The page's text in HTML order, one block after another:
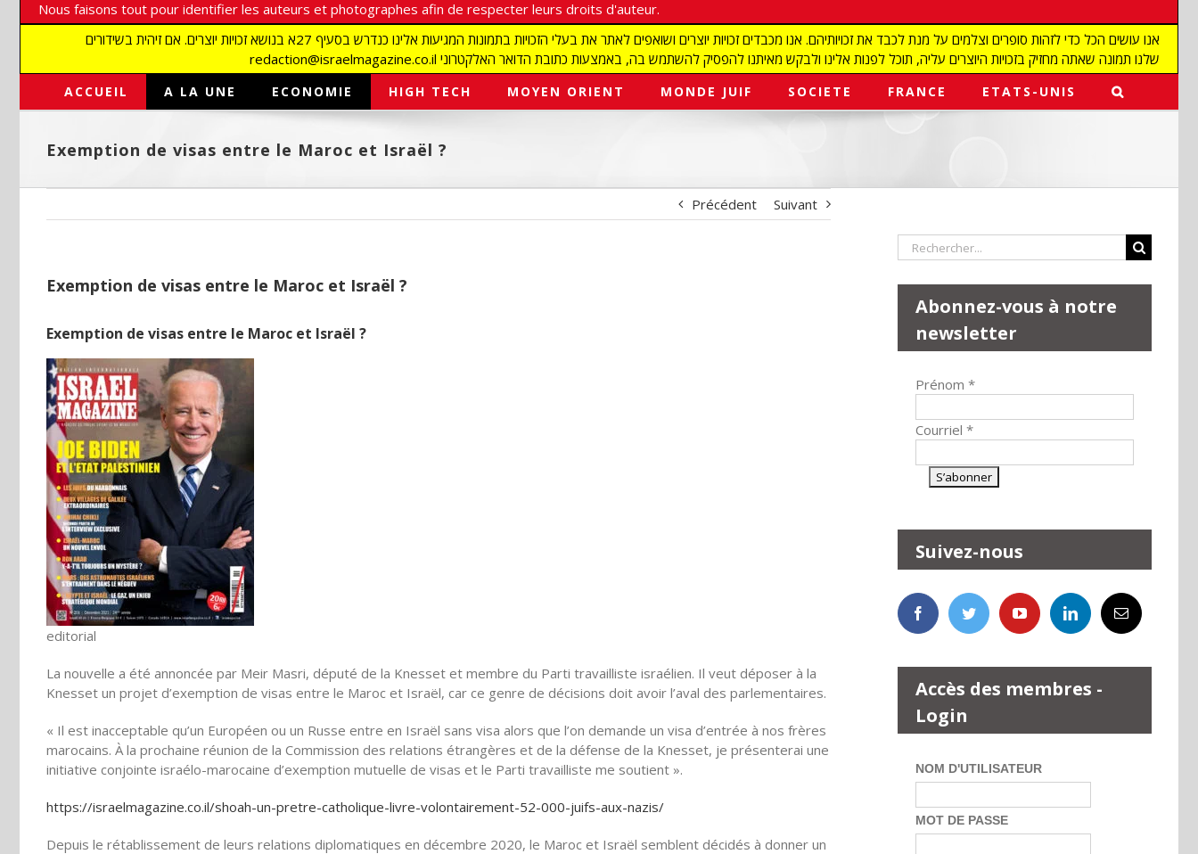
Nous faisons tout pour identifier les auteurs et photographes afin de respecter leurs droits d'auteur.
אנו עושים הכל כדי לזהות סופרים וצלמים על מנת לכבד את זכויותיהם. אנו מכבדים זכויות יוצרים ושואפים לאתר את בעלי הזכויות בתמונות המגיעות אלינו כנדרש בסעיף 27א בנושא זכויות יוצרים. אם זיהית בשידורים
redaction@israelmagazine.co.il שלנו תמונה שאתה מחזיק בזכויות היוצרים עליה, תוכל לפנות אלינו ולבקש מאיתנו להפסיק להשתמש בה, באמצעות כתובת הדואר האלקטרוני
ACCUEIL A LA UNE ECONOMIE HIGH TECH MOYEN ORIENT MONDE JUIF SOCIETE FRANCE ETATS-UNIS
Exemption de visas entre le Maroc et Israël ?
Précédent Suivant
Exemption de visas entre le Maroc et Israël ?
Exemption de visas entre le Maroc et Israël ?
editorial
La nouvelle a été annoncée par Meir Masri, député de la Knesset et membre du Parti travailliste israélien. Il veut déposer à la
Knesset un projet d’exemption de visas entre le Maroc et Israël, car ce genre de décisions doit avoir l’aval des parlementaires.
« Il est inacceptable qu’un Européen ou un Russe entre en Israël sans visa alors que l’on demande un visa d’entrée à nos frères
marocains. À la prochaine réunion de la Commission des relations étrangères et de la défense de la Knesset, je présenterai une
initiative conjointe israélo-marocaine d’exemption mutuelle de visas et le Parti travailliste me soutient ».
https://israelmagazine.co.il/shoah-un-pretre-catholique-livre-volontairement-52-000-juifs-aux-nazis/
Depuis le rétablissement de leurs relations diplomatiques en décembre 2020, le Maroc et Israël semblent décidés à donner un
Rechercher:
Abonnez-vous à notre
newsletter
Prénom *
Courriel *
Suivez-nous
Accès des membres -
Login
NOM D'UTILISATEUR
MOT DE PASSE